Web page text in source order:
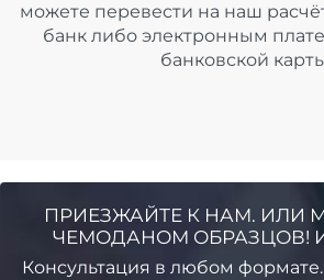
можете перевести на наш
банк либо электронным
банковской
ПРИЕЗЖАЙТЕ К НАМ. ИЛИ
ЧЕМОДАНОМ ОБРАЗЦОВ!
Консультация в любом формате.